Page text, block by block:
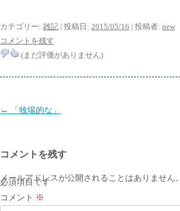
カテゴリー: 雑記 | 投稿日: 2015/05/16 | 投稿者: new
コメントを残す
(まだ評価がありません)
投
ビ
ゲ
ー
← 「牧場的な」
コメントを残す
メールアドレスが公開されることはありません。
必須項目です
コメント ※